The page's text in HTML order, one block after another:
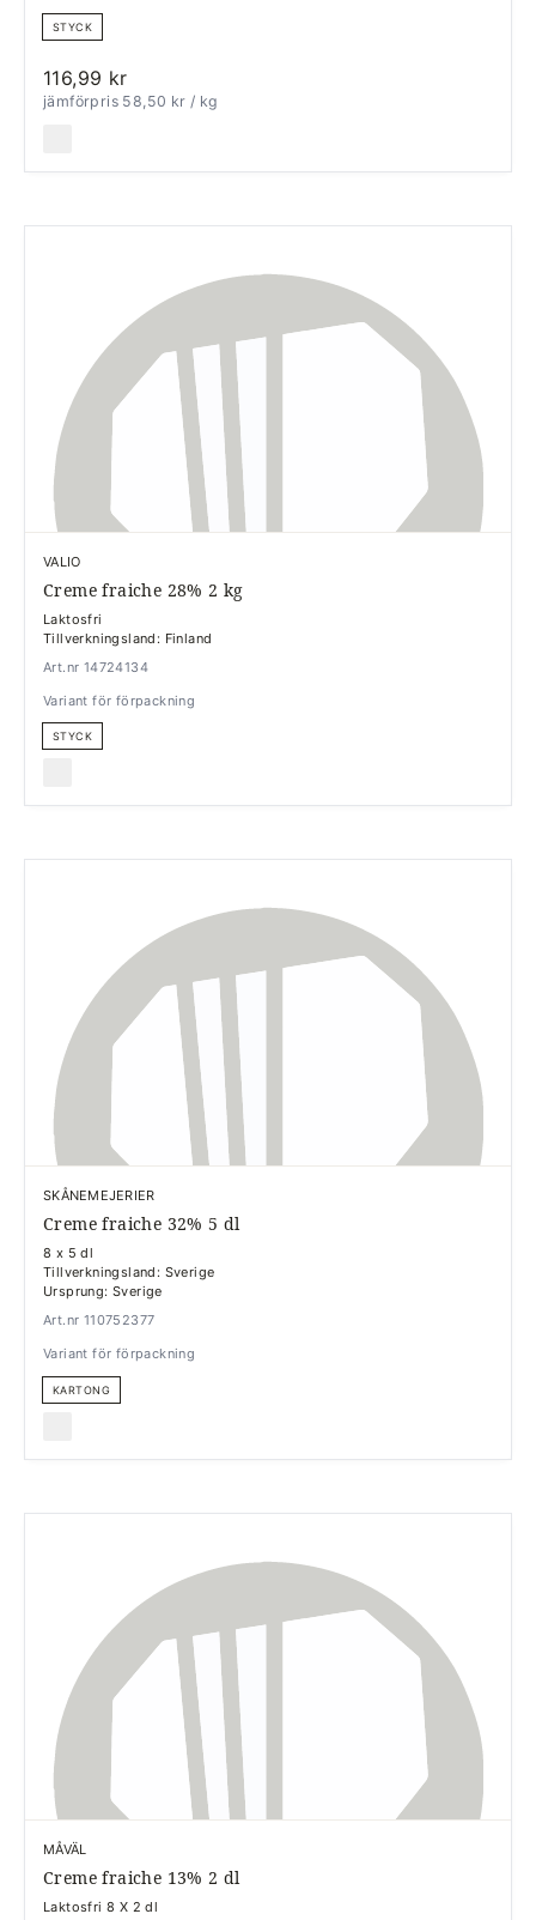
STYCK
116,99 kr
jämförpris 58,50 kr / kg
VALIO
Creme fraiche 28% 2 kg
Laktosfri
Tillverkningsland: Finland
Art.nr 14724134
Variant för förpackning
STYCK
SKÅNEMEJERIER
Creme fraiche 32% 5 dl
8 x 5 dl
Tillverkningsland: Sverige
Ursprung: Sverige
Art.nr 110752377
Variant för förpackning
KARTONG
MÅVÄL
Creme fraiche 13% 2 dl
Laktosfri 8 X 2 dl